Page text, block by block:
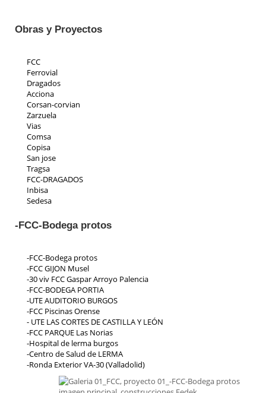
Obras y Proyectos
FCC
Ferrovial
Dragados
Acciona
Corsan-corvian
Zarzuela
Vias
Comsa
Copisa
San jose
Tragsa
FCC-DRAGADOS
Inbisa
Sedesa
Collosa
Priasa
Padeser
Teconsa
Parrado
Ecp
Residencial Toscana
-FCC-Bodega protos
-FCC-Bodega protos
-FCC GIJON Musel
-30 viv FCC Gaspar Arroyo Palencia
-FCC-BODEGA PORTIA
-UTE AUDITORIO BURGOS
-FCC Piscinas Orense
- UTE LAS CORTES DE CASTILLA Y LEÓN
-FCC PARQUE Las Norias
-Hospital de lerma burgos
-Centro de Salud de LERMA
-Ronda Exterior VA-30 (Valladolid)